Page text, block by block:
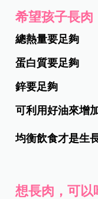
希望孩子長肉
總熱量要足夠
蛋白質要足夠
鋅要足夠
可利用好油來增
均衡飲食才是生
想長肉，可以